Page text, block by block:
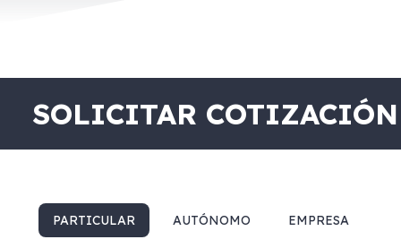
SOLICITAR COTIZACIÓN
PARTICULAR AUTÓNOMO EMPRESA